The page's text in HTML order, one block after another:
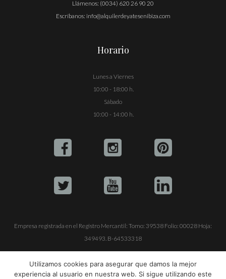
Llámenos: (0034) 620 26 90 20
Escríbanos: info@alquilerdeyatesenibiza.com
Horario
Lunes a Viernes
10:00 - 18:00 h.
Sábado
10:00 - 14:00 h.
Empresa registrada en el Registro Mercantil: Tomo: 39538 Folio: 00028 Hoja:
349493. B-64533318
Utilizamos cookies para asegurar que damos la mejor
experiencia al usuario en nuestra web. Si sigue utilizando este